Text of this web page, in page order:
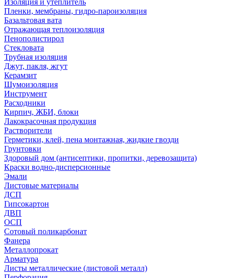
Изоляция и утеплитель
Пленки, мембраны, гидро-пароизоляция
Базальтовая вата
Отражающая теплоизоляция
Пенополистирол
Стекловата
Трубная изоляция
Джут, пакля, жгут
Керамзит
Шумоизоляция
Инструмент
Расходники
Кирпич, ЖБИ, блоки
Лакокрасочная продукция
Растворители
Герметики, клей, пена монтажная, жидкие гвозди
Грунтовки
Здоровый дом (антисептики, пропитки, деревозащита)
Краски водно-дисперсионные
Эмали
Листовые материалы
ДСП
Гипсокартон
ДВП
ОСП
Сотовый поликарбонат
Фанера
Металлопрокат
Арматура
Листы металлические (листовой металл)